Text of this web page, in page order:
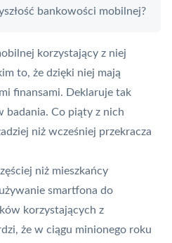
bankowości mobilnej?
korzystający z niej
to, że dzięki niej mają
finansami. Deklaruje tak
badania. Co piąty z nich
niż wcześniej przekracza
niż mieszkańcy
smartfona do
korzystających z
że w ciągu minionego roku